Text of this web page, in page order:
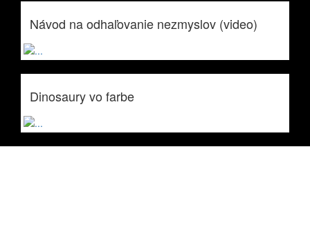
Návod na odhaľovanie nezmyslov (video)
Dinosaury vo farbe